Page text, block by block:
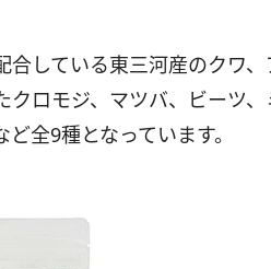
している東三河産のクワ
ロモジ、マツバ、ビーツ
全9種となっています。